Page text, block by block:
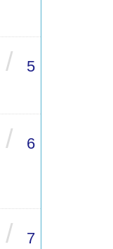
/ 5
/ 6
/ 7